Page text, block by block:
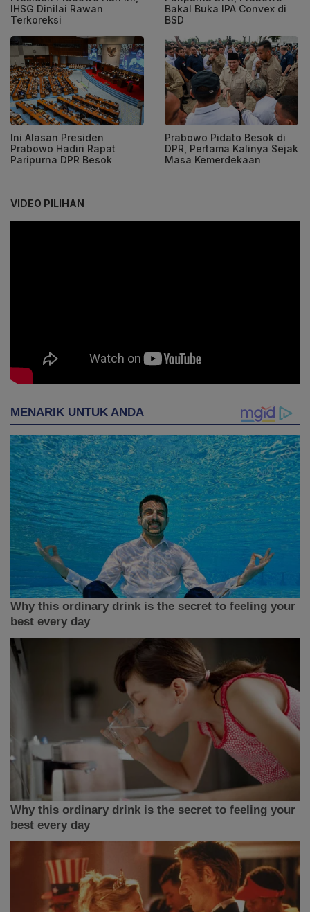
IHSG Dinilai Rawan
Terkoreksi
Bakal Buka IPA Convex di
BSD
Ini Alasan Presiden
Prabowo Hadiri Rapat
Paripurna DPR Besok
Prabowo Pidato Besok di
DPR, Pertama Kalinya Sejak
Masa Kemerdekaan
VIDEO PILIHAN